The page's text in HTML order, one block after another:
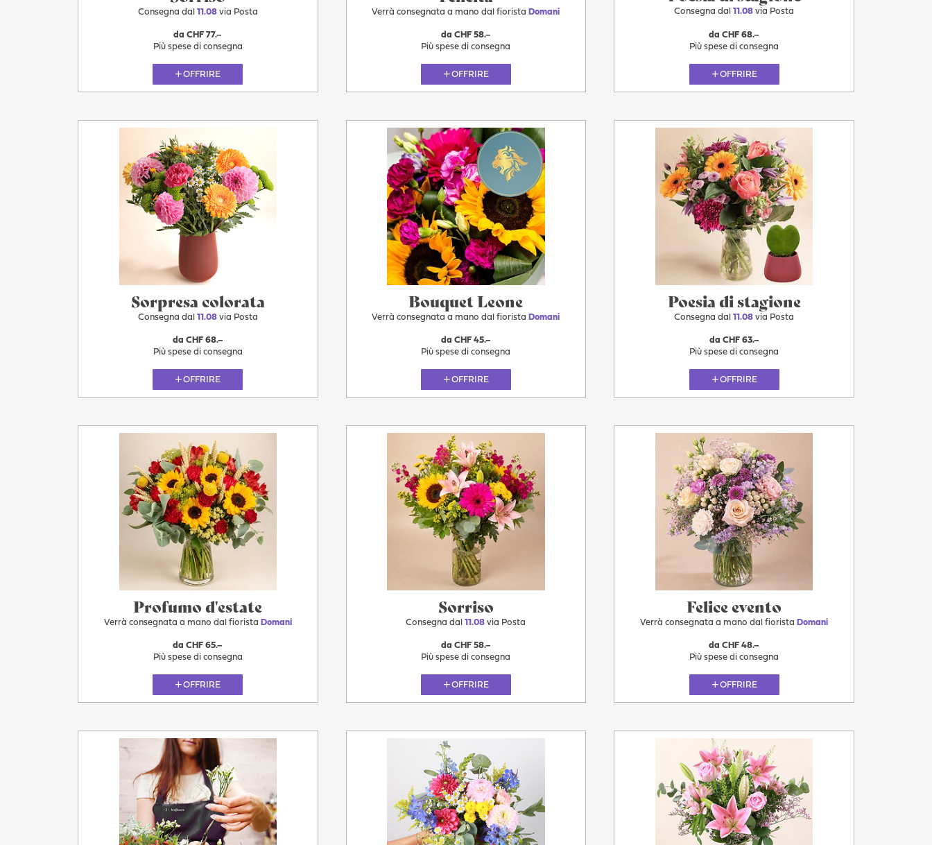
Consegna dal 11.08via Posta
Più
11.08
da CHF 77.–
Più spese di consegna
OFFRIRE
Verrà consegnata a mano dal fiorista Domani
Domani
da CHF 58.–
Più spese di consegna
OFFRIRE
Consegna dal11.08 via Posta
11.08
da CHF 68.–
Più spese di consegna
OFFRIRE
Sorpresa colorata
Consegna dal 11.08via Posta
11.08
da CHF 68.–
Più spese di consegna
OFFRIRE
Bouquet Leone
Verrà consegnata a mano dal fiorista Domani
Più
Domani
da CHF 45.–
Più spese di consegna
OFFRIRE
Poesia di stagione
Consegna dal11.08 via Posta
11.08
da CHF 63.–
Più spese di consegna
OFFRIRE
Profumo d'estate
Verrà consegnata a mano dal fiorista Domani
Domani
da CHF 65.–
Più spese di consegna
OFFRIRE
Sorriso
Consegna dal11.08 via Posta
11.08
da CHF 58.–
Più spese di consegna
OFFRIRE
Felice evento
Verrà consegnata a mano dal fiorista Domani
da CHF 48.–
Più spese di consegna
OFFRIRE